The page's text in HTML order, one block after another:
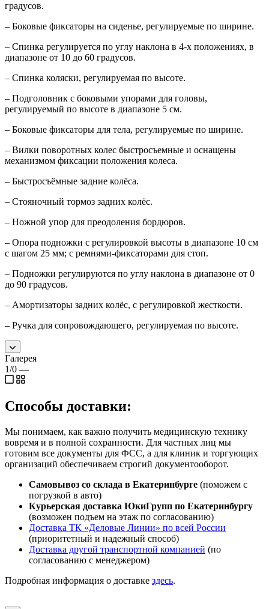
градусов.
– Боковые фиксаторы на сиденье, регулируемые по ширине.
– Спинка регулируется по углу наклона в 4-х положениях, в
диапазоне от 10 до 60 градусов.
– Спинка коляски, регулируемая по высоте.
– Подголовник с боковыми упорами для головы,
регулируемый по высоте в диапазоне 5 см.
– Боковые фиксаторы для тела, регулируемые по ширине.
– Вилки поворотных колес быстросъемные и оснащены
механизмом фиксации положения колеса.
– Быстросъёмные задние колёса.
– Стояночный тормоз задних колёс.
– Ножной упор для преодоления бордюров.
– Опора подножки с регулировкой высоты в диапазоне 10 см
с шагом 25 мм; с ремнями-фиксаторами для стоп.
– Подножки регулируются по углу наклона в диапазоне от 0
до 90 градусов.
– Амортизаторы задних колёс, с регулировкой жесткости.
– Ручка для сопровождающего, регулируемая по высоте.
Галерея
1/0 —
Способы доставки:
Мы понимаем, как важно получить медицинскую технику
вовремя и в полной сохранности. Для частных лиц мы
готовим все документы для ФСС, а для клиник и торгующих
организаций обеспечиваем строгий документооборот.
Самовывоз со склада в Екатеринбурге (поможем с
погрузкой в авто)
Курьерская доставка ЮкиГрупп по Екатеринбургу
(возможен подъем на этаж по согласованию)
Доставка ТК «Деловые Линии» по всей России
(приоритетный и надежный способ)
Доставка другой транспортной компанией (по
согласованию с менеджером)
Подробная информация о доставке здесь.